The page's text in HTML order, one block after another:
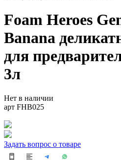
Foam Heroes
Banana
для
3л
Нет в наличии
арт FHB025
Задать вопрос о товаре